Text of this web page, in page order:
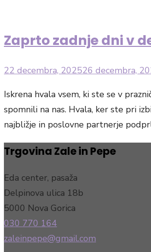
Zaprto zadnje dni v
Posted
22 decembra, 202526 decembra,
Iskrena hvala vsem, ki ste se v
spomnili na nas. Hvala, ker ste pri
najbližje in poslovne partnerje
Trgovina Zale in Pepe
Eda center, pasaža
Delpinova ulica 18b
5000 Nova Gorica
030 770 164
zaleinpepe@gmail.com